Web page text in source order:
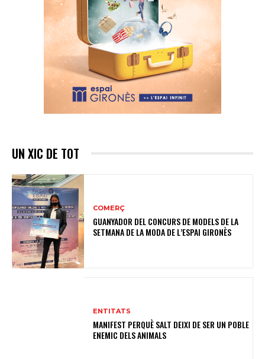
UN XIC DE TOT
COMERÇ
GUANYADOR DEL CONCURS DE MODELS DE LA
SETMANA DE LA MODA DE L’ESPAI GIRONÈS
ENTITATS
MANIFEST PERQUÈ SALT DEIXI DE SER UN POBLE
ENEMIC DELS ANIMALS